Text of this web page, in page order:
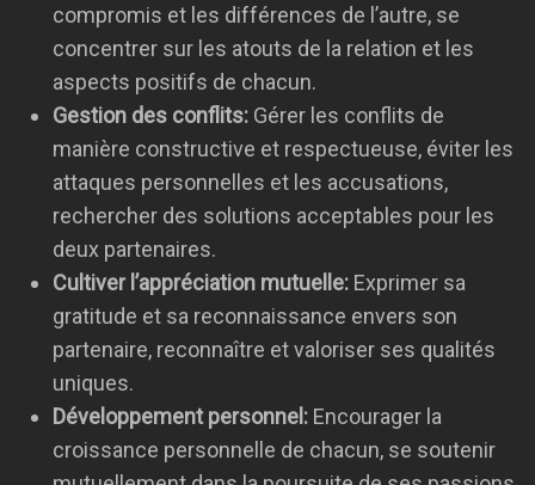
compromis et les différences de l’autre, se
concentrer sur les atouts de la relation et les
aspects positifs de chacun.
Gestion des conflits: Gérer les conflits de
manière constructive et respectueuse, éviter les
attaques personnelles et les accusations,
rechercher des solutions acceptables pour les
deux partenaires.
Cultiver l’appréciation mutuelle: Exprimer sa
gratitude et sa reconnaissance envers son
partenaire, reconnaître et valoriser ses qualités
uniques.
Développement personnel: Encourager la
croissance personnelle de chacun, se soutenir